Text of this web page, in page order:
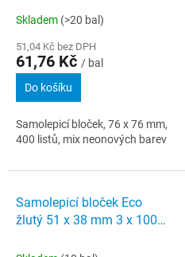
Skladem (>20 bal)
51,04 Kč bez DPH
61,76 Kč / bal
Do košíku
Samolepicí bloček, 76 x 76 mm,
400 listů, mix neonových barev
Samolepicí bloček Eco
žlutý 51 x 38 mm 3 x 100